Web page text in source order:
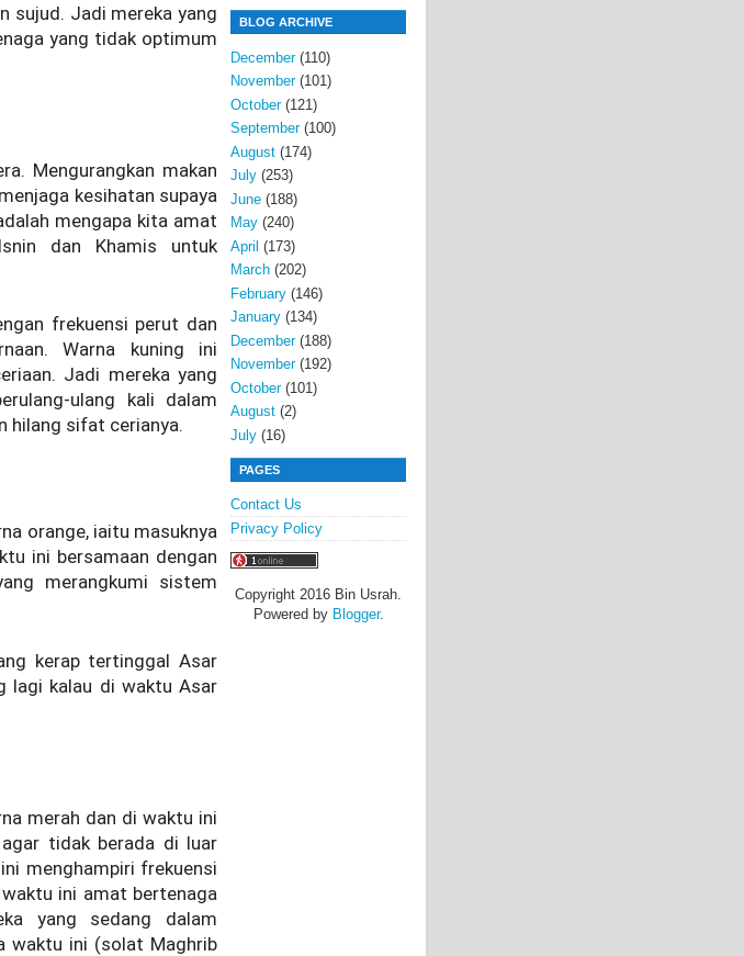
sujud. Jadi mereka yang
yang tidak optimum
Mengurangkan makan
kesihatan supaya
mengapa kita amat
dan Khamis untuk
frekuensi perut dan
Warna kuning ini
Jadi mereka yang
ulang kali dalam
hilang sifat cerianya.
orange, iaitu masuknya
ini bersamaan dengan
merangkumi sistem
kerap tertinggal Asar
lagi kalau di waktu Asar
merah dan di waktu ini
tidak berada di luar
menghampiri frekuensi
ini amat bertenaga
yang sedang dalam
waktu ini (solat Maghrib
BLOG ARCHIVE
December(110)
November(101)
October(121)
September(100)
August (174)
July (253)
June (188)
May (240)
April (173)
March (202)
February (146)
January (134)
December(188)
November(192)
October(101)
August (2)
July (16)
PAGES
Contact Us
Privacy Policy
Copyright 2016 Bin Usrah.
Powered by Blogger.